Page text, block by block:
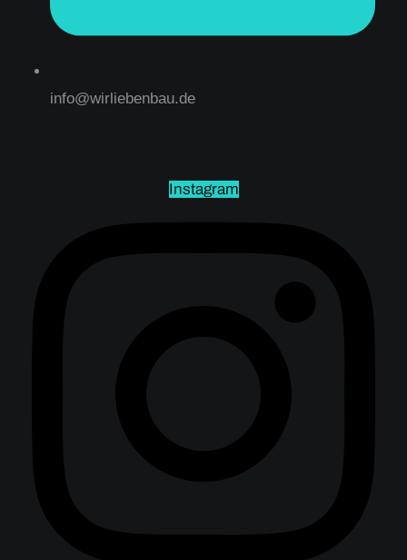
info@wirliebenbau.de
Instagram